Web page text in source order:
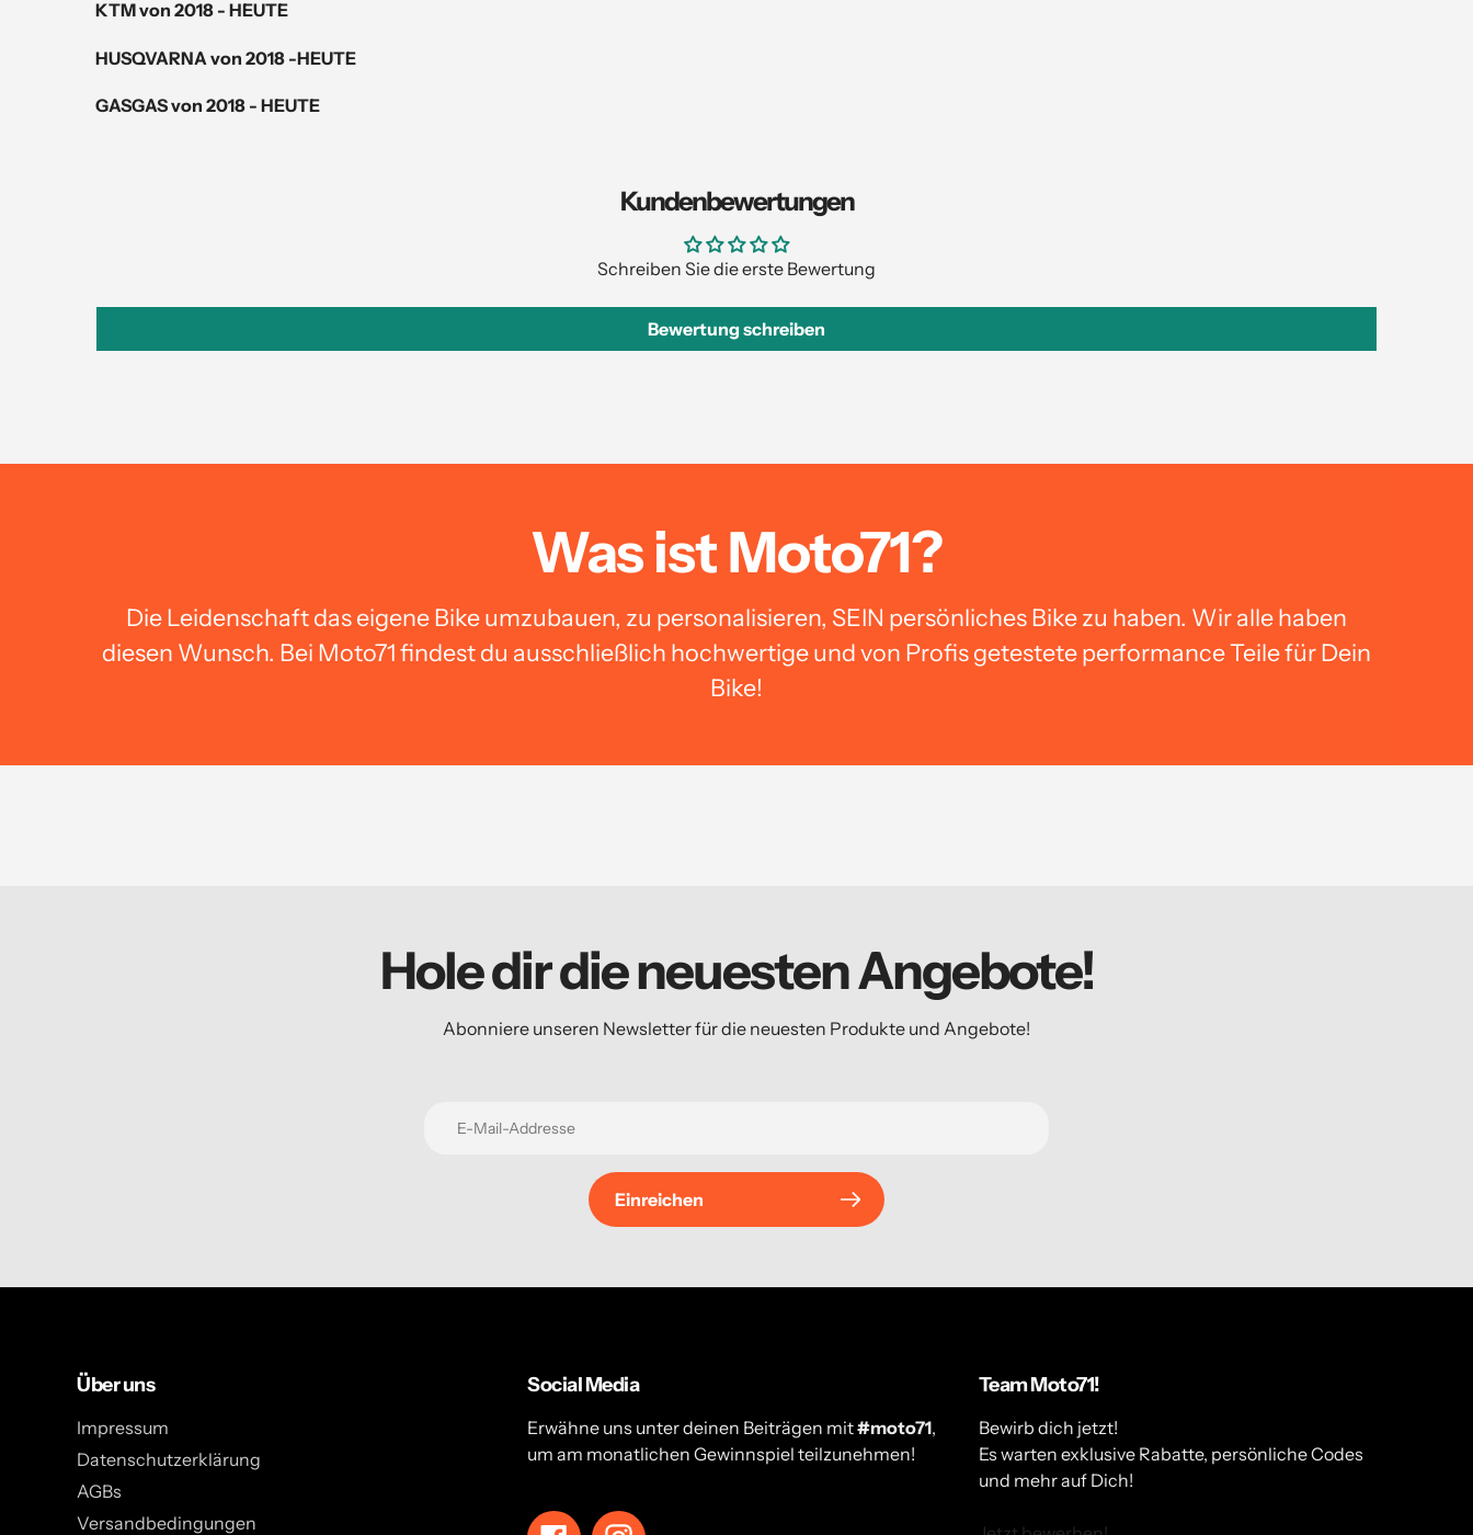
KTM von 2018 - HEUTE
HUSQVARNA von 2018 -HEUTE
GASGAS von 2018 - HEUTE
Kundenbewertungen
Schreiben Sie die erste Bewertung
Bewertung schreiben
Was ist Moto71?
Die Leidenschaft das eigene Bike umzubauen, zu personalisieren, SEIN persönliches Bike zu haben. Wir alle haben
diesen Wunsch. Bei Moto71 findest du ausschließlich hochwertige und von Profis getestete performance Teile für Dein
Bike!
Hole dir die neuesten Angebote!
Abonniere unseren Newsletter für die neuesten Produkte und Angebote!
Einreichen
Über uns
Impressum
Datenschutzerklärung
AGBs
Versandbedingungen
Social Media
Erwähne uns unter deinen Beiträgen mit#moto71,
um am monatlichen Gewinnspiel teilzunehmen!
Team Moto71!
Bewirb dich jetzt!
Es warten exklusive Rabatte, persönliche Codes
und mehr auf Dich!